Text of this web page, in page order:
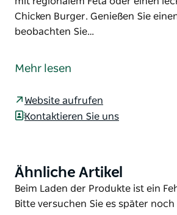
Chicken Burger. Genießen Sie
beobachten Sie…
Taronga Western Plains Zoo!
Savannah Lake. Hier genießen Sie
zubereitete Gerichte zum
Chicken Burger. Genießen Sie
beobachten Sie dabei Affen und
heimischen Inseln. Erkunden Sie
Mehr lesen
Website aufrufen
Kontaktieren Sie uns
Product
List
Ähnliche Artikel
Product
List
Beim Laden der Produkte ist ein
Bitte versuchen Sie es später noch